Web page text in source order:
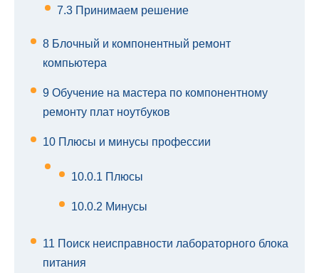
7.3 Принимаем решение
8 Блочный и компонентный ремонт
компьютера
9 Обучение на мастера по компонентному
ремонту плат ноутбуков
10 Плюсы и минусы профессии
10.0.1 Плюсы
10.0.2 Минусы
11 Поиск неисправности лабораторного блока
питания